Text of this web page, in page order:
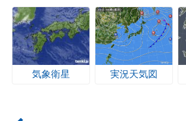
気象衛星 実況天気図